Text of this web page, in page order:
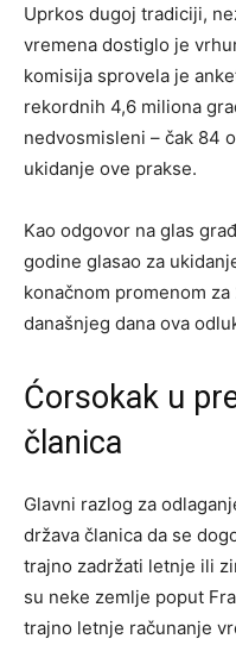
Uprkos dugoj tradiciji,
vremena dostiglo je
komisija sprovela je
rekordnih 4,6 miliona
nedvosmisleni – čak 84
ukidanje ove prakse.
Kao odgovor na glas
godine glasao za
konačnom promenom
današnjeg dana ova
Ćorsokak u
članica
Glavni razlog za
država članica da se
trajno zadržati letnje ili
su neke zemlje poput
trajno letnje računanje